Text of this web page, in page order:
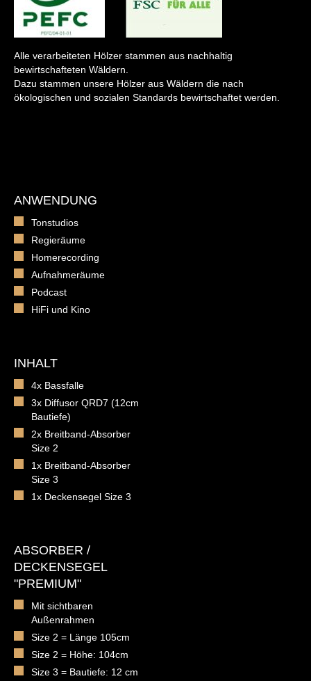
Alle verarbeiteten Hölzer stammen aus nachhaltig
bewirtschafteten Wäldern.
Dazu stammen unsere Hölzer aus Wäldern die nach
ökologischen und sozialen Standards bewirtschaftet werden.
ANWENDUNG
Tonstudios
Regieräume
Homerecording
Aufnahmeräume
Podcast
HiFi und Kino
INHALT
4x Bassfalle
3x Diffusor QRD7 (12cm
Bautiefe)
2x Breitband-Absorber
Size 2
1x Breitband-Absorber
Size 3
1x Deckensegel Size 3
ABSORBER /
DECKENSEGEL
"PREMIUM"
Mit sichtbaren
Außenrahmen
Size 2 = Länge 105cm
Size 2 = Höhe: 104cm
Size 3 = Bautiefe: 12 cm